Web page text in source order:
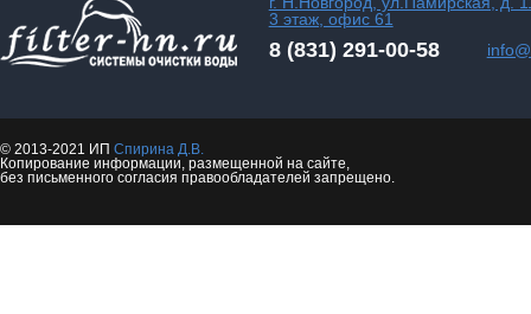
3 этаж, офис 61
8 (831) 291-00-58
© 2013-2021 ИП Спирина Д.В.
Копирование информации, размещенной на сайте,
без письменного согласия правообладателей запрещено.